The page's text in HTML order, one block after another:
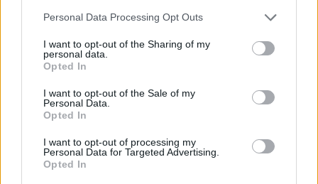
Please note that this website/app uses one or more Google
not limited to your visit or usage behaviour. You may click to
grant or deny consent to Google and its third-party tags to
use your data for below specified purposes in below Google
consent section.
Personal Data Processing Opt Outs
I want to opt-out of the Sharing of my
personal data.
Opted In
I want to opt-out of the Sale of my
Personal Data.
Opted In
I want to opt-out of processing my
Personal Data for Targeted Advertising.
Opted In
fine agosto
Aggius conquista la classifica delle mete più
amate dell’estate 2026